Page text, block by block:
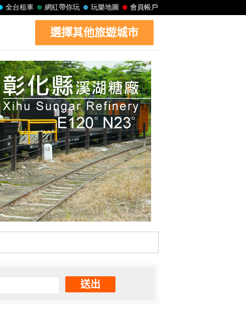
選擇其他旅遊城市
送出